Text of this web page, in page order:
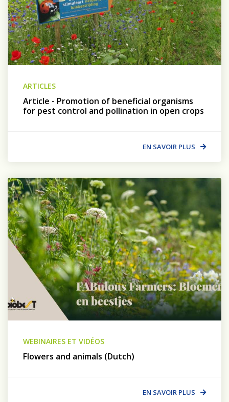
ARTICLES
Article - Promotion of beneficial organisms
for pest control and pollination in open crops
EN SAVOIR PLUS
WEBINAIRES ET VIDÉOS
Flowers and animals (Dutch)
EN SAVOIR PLUS